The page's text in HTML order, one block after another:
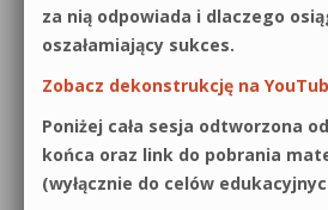
za nią odpowiada i dlaczego
oszałamiający sukces.
Zobacz dekonstrukcję na
Poniżej cała sesja odtworzona
końca oraz link do pobrania
(wyłącznie do celów